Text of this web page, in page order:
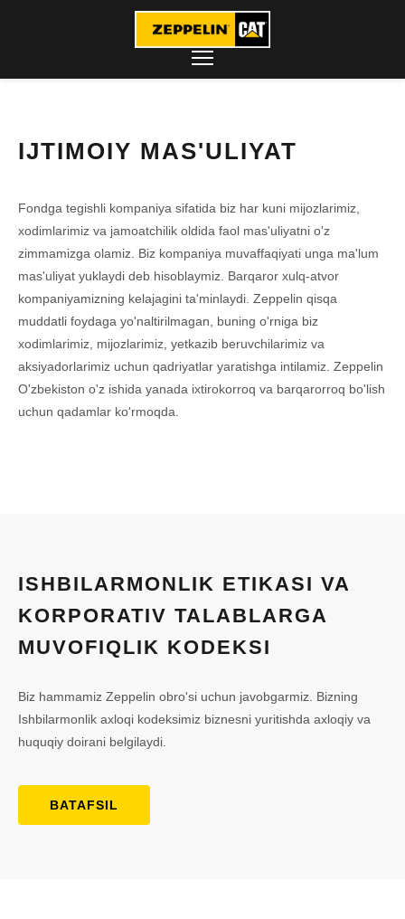
IJTIMOIY MAS'ULIYAT
Fondga tegishli kompaniya sifatida biz har kuni mijozlarimiz,
xodimlarimiz va jamoatchilik oldida faol mas'uliyatni o'z
zimmamizga olamiz. Biz kompaniya muvaffaqiyati unga ma'lum
mas'uliyat yuklaydi deb hisoblaymiz. Barqaror xulq-atvor
kompaniyamizning kelajagini ta'minlaydi. Zeppelin qisqa
muddatli foydaga yo'naltirilmagan, buning o'rniga biz
xodimlarimiz, mijozlarimiz, yetkazib beruvchilarimiz va
aksiyadorlarimiz uchun qadriyatlar yaratishga intilamiz. Zeppelin
O'zbekiston o'z ishida yanada ixtirokorroq va barqarorroq bo'lish
uchun qadamlar ko'rmoqda.
ISHBILARMONLIK ETIKASI VA
KORPORATIV TALABLARGA
MUVOFIQLIK KODEKSI
Biz hammamiz Zeppelin obro'si uchun javobgarmiz. Bizning
Ishbilarmonlik axloqi kodeksimiz biznesni yuritishda axloqiy va
huquqiy doirani belgilaydi.
BATAFSIL